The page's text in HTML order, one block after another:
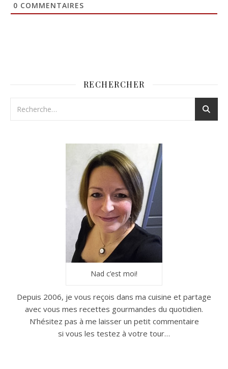
0 COMMENTAIRES
RECHERCHER
Nad c’est moi!
Depuis 2006, je vous reçois dans ma cuisine et partage
avec vous mes recettes gourmandes du quotidien.
N’hésitez pas à me laisser un petit commentaire
si vous les testez à votre tour…